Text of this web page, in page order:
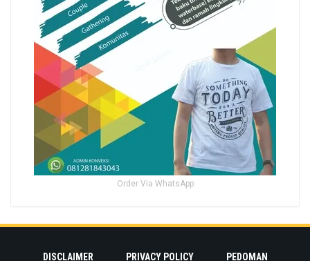
Order Via WhatsApp
DISCLAIMER PRIVACY POLICY PEDOMAN